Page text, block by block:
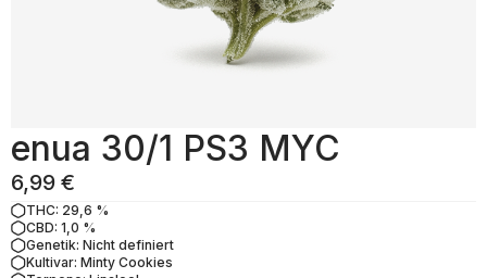
enua 30/1 PS3 MYC
6,99 €
THC: 29,6 %
CBD: 1,0 %
Genetik: Nicht definiert
Kultivar: Minty Cookies